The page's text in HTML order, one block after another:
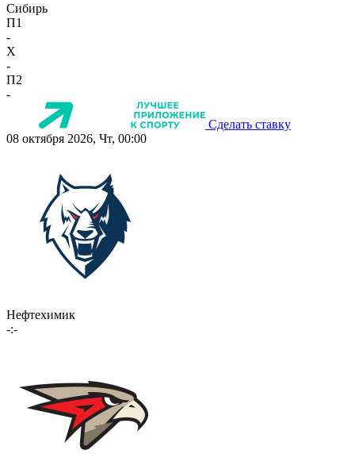
Сибирь
П1
-
X
-
П2
-
Сделать ставку
08 октября 2026, Чт, 00:00
Нефтехимик
-:-